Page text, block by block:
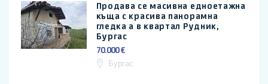
Продава се масивна едноетажна
къща с красива панорамна
гледка а в квартал Рудник,
Бургас
70.000 €
Бургас